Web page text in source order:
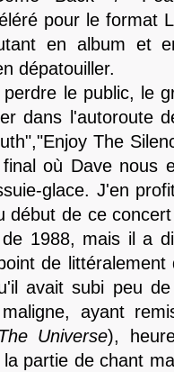
pour le format
en album et
dépatouiller.
le public, le
dans l'autoroute
The
où Dave nous
glace. J'en
début de ce
1988, mais il a
de
avait subi peu
ayant
Universe),
partie de chant